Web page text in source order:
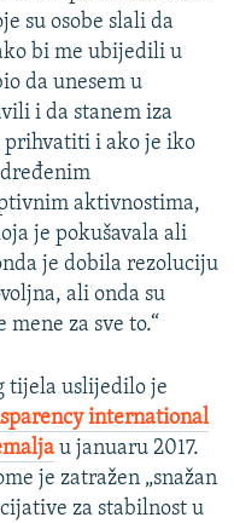
su osobe slali da
bi me ubijedili u
da unesem u
i da stanem iza
prihvatiti i ako je iko
aktivnostima,
je pokušavala ali
je dobila rezoluciju
ali onda su
za sve to.“
tijela uslijedilo je
international
u januaru 2017.
je zatražen „snažan
za stabilnost u